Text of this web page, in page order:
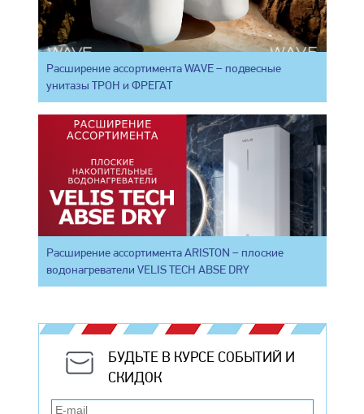
Расширение ассортимента WAVE – подвесные
унитазы ТРОН и ФРЕГАТ
Расширение ассортимента ARISTON – плоские
водонагреватели VELIS TECH ABSE DRY
БУДЬТЕ В КУРСЕ СОБЫТИЙ И
СКИДОК